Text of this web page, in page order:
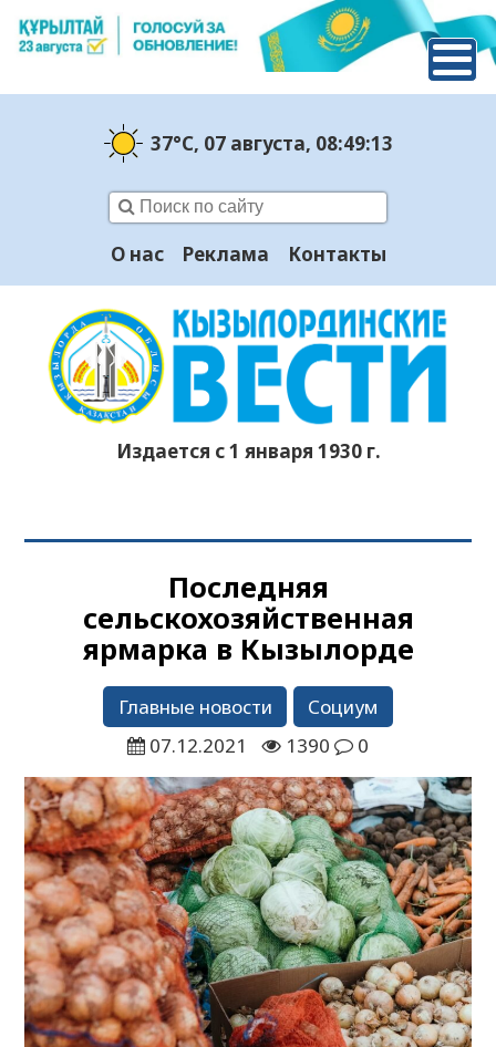
37°C, 07 августа, 08:49:14
О нас Реклама Контакты
Издается с 1 января 1930 г.
Последняя
сельскохозяйственная
ярмарка в Кызылорде
Главные новости
Социум
07.12.2021
1390 0